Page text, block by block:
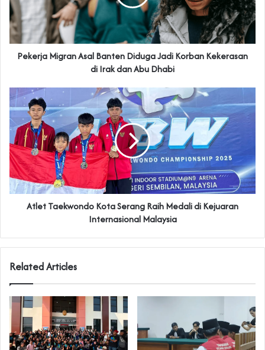
Pekerja Migran Asal Banten Diduga Jadi Korban Kekerasan
di Irak dan Abu Dhabi‎
Atlet Taekwondo Kota Serang Raih Medali di Kejuaran
Internasional Malaysia
Related Articles